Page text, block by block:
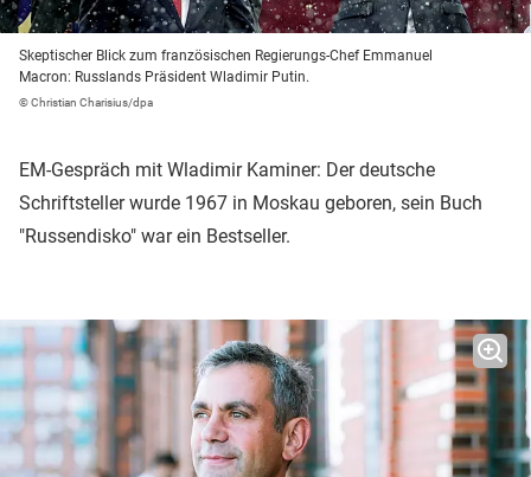
Skeptischer Blick zum französischen Regierungs-Chef Emmanuel
Macron: Russlands Präsident Wladimir Putin.
© Christian Charisius/dpa
EM-Gespräch mit Wladimir Kaminer: Der deutsche
Schriftsteller wurde 1967 in Moskau geboren, sein Buch
"Russendisko" war ein Bestseller.